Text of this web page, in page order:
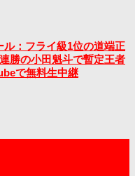
：フライ級1位の道端正
勝の小田魁斗で暫定王者
で無料生中継